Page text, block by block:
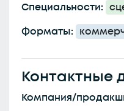
Специальности:
Форматы:
Контактные
Компания/